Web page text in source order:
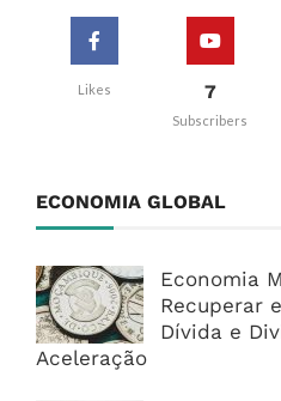
Likes 7
Subscribers
ECONOMIA GLOBAL
Economia
Recuperar
Dívida e
Aceleração